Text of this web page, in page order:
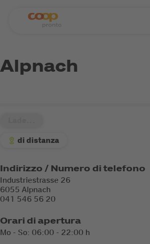
Alpnach
di distanza
Indirizzo / Numero di telefono
Industriestrasse 26
6055 Alpnach
041 546 56 20
Orari di apertura
Mo - So: 06:00 - 22:00 h